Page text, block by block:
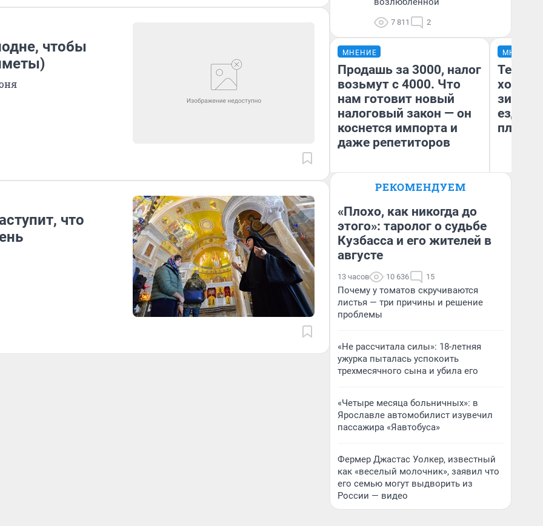
чтобы
что
7 811 2
МНЕНИЕ
Продашь за 3000, налог
возьмут с 4000. Что
нам готовит новый
налоговый закон — он
коснется импорта и
даже репетиторов
Анастасия Завгородняя
МНЕНИЕ
Тепло
зимой.
ездит
плюсы
РЕКОМЕНДУЕМ
«Плохо, как никогда до
этого»: таролог о судьбе
Кузбасса и его жителей в
августе
13 часов 10 636 15
Почему у томатов скручиваются
листья — три причины и решение
проблемы
«Не рассчитала силы»: 18-летняя
ужурка пыталась успокоить
трехмесячного сына и убила его
«Четыре месяца больничных»: в
Ярославле автомобилист изувечил
пассажира «Яавтобуса»
Фермер Джастас Уолкер, известный
как «веселый молочник», заявил что
его семью могут выдворить из
России — видео